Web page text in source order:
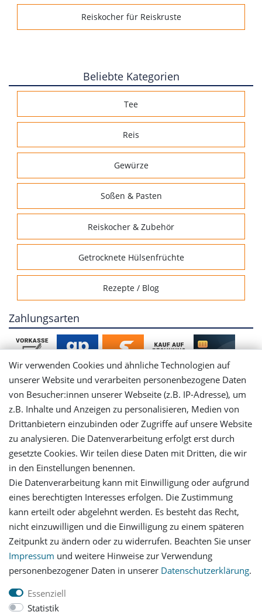
Reiskocher für Reiskruste
Beliebte Kategorien
Tee
Reis
Gewürze
Soßen & Pasten
Reiskocher & Zubehör
Getrocknete Hülsenfrüchte
Rezepte / Blog
Zahlungsarten
Mein Konto
Login
Registrieren
Versandinformationen
Let's stay connected
Wir verwenden Cookies und ähnliche Technologien auf
unserer Website und verarbeiten personenbezogene Daten
von Besucher:innen unserer Webseite (z.B. IP-Adresse), um
z.B. Inhalte und Anzeigen zu personalisieren, Medien von
Drittanbietern einzubinden oder Zugriffe auf unsere Website
zu analysieren. Die Datenverarbeitung erfolgt erst durch
gesetzte Cookies. Wir teilen diese Daten mit Dritten, die wir
in den Einstellungen benennen.
Die Datenverarbeitung kann mit Einwilligung oder aufgrund
eines berechtigten Interesses erfolgen. Die Zustimmung
kann erteilt oder abgelehnt werden. Es besteht das Recht,
nicht einzuwilligen und die Einwilligung zu einem späteren
Zeitpunkt zu ändern oder zu widerrufen. Beachten Sie unser
Impressum und weitere Hinweise zur Verwendung
personenbezogener Daten in unserer Daten­schutz­erklärung.
Essenziell
Statistik